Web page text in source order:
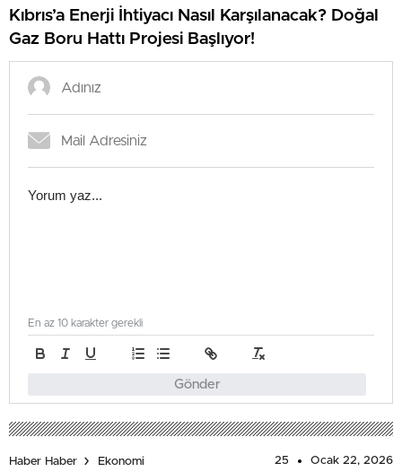
Kıbrıs’a Enerji İhtiyacı Nasıl Karşılanacak? Doğal
Gaz Boru Hattı Projesi Başlıyor!
Gönder
En az 10 karakter gerekli
Haber Haber Ekonomi 25 Ocak 22, 2026